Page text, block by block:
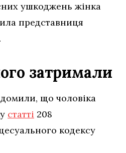
ушкоджень жінка
представниця
затримали
що чоловіка
статті 208
кодексу